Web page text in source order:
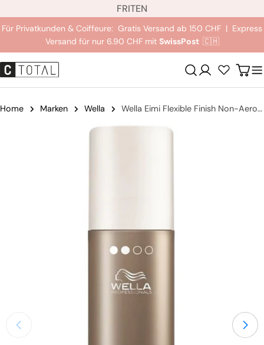
p
r
a
c
h
EN
IT
FR
Für Privatkunden & Coiffeure: Gratis Versand ab 150 CHF | Express
Versand für nur 6.90 CHF mit SwissPost 🇨🇭
Anmeldung
Home Marken Wella Wella Eimi Flexible Finish Non-Aerosol Crafting Spray
Sie das Medium 0 im Modalmodus